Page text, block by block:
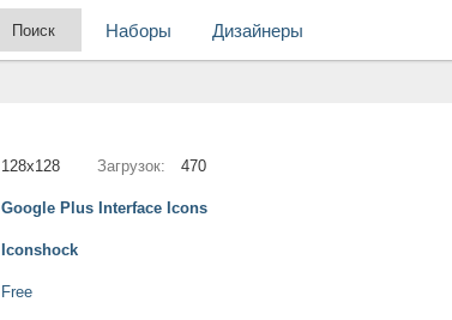
Наборы Дизайнеры
128x128 Загрузок: 470
Google Plus Interface Icons
Iconshock
Free